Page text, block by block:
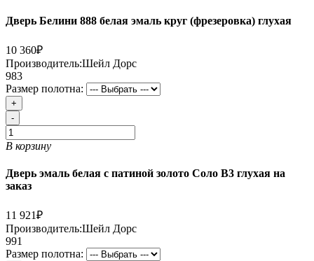
Дверь Белини 888 белая эмаль круг (фрезеровка) глухая
10 360₽
Производитель:Шейл Дорс
983
Размер полотна:
+
-
В корзину
Дверь эмаль белая с патиной золото Соло В3 глухая на
заказ
11 921₽
Производитель:Шейл Дорс
991
Размер полотна: